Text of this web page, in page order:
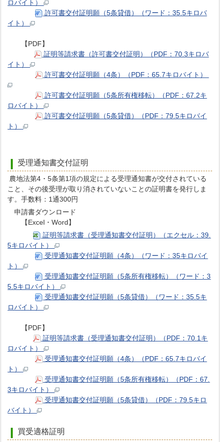
ロバイト）
許可書交付証明願（5条貸借）（ワード：35.5キロバ
イト）
【PDF】
証明等請求書（許可書交付証明）（PDF：70.3キロバ
イト）
許可書交付証明願（4条）（PDF：65.7キロバイト）
許可書交付証明願（5条所有権移転）（PDF：67.2キ
ロバイト）
許可書交付証明願（5条貸借）（PDF：79.5キロバイ
ト）
受理通知書交付証明
農地法第4・5条第1項の規定による受理通知書が交付されている
こと、その後受理が取り消されていないことの証明書を発行しま
す。手数料：1通300円
申請書ダウンロード
【Excel・Word】
証明等請求書（受理通知書交付証明）（エクセル：39.
5キロバイト）
受理通知書交付証明願（4条）（ワード：35キロバイ
ト）
受理通知書交付証明願（5条所有権移転）（ワード：3
5.5キロバイト）
受理通知書交付証明願（5条貸借）（ワード：35.5キ
ロバイト）
【PDF】
証明等請求書（受理通知書交付証明）（PDF：70.1キ
ロバイト）
受理通知書交付証明願（4条）（PDF：65.7キロバイ
ト）
受理通知書交付証明願（5条所有権移転）（PDF：67.
3キロバイト）
受理通知書交付証明願（5条貸借）（PDF：79.5キロ
バイト）
買受適格証明